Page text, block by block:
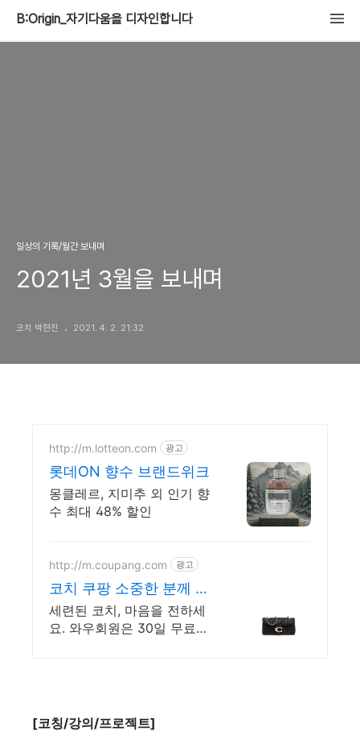
B:Origin_자기다움을 디자인합니다
일상의 기록/월간 보내며
2021년 3월을 보내며
코치 박현진 2021. 4. 2. 21:32
http://m.lotteon.com 광고
롯데ON 향수 브랜드위크
몽클레르, 지미추 외 인기 향
수 최대 48% 할인
http://m.coupang.com 광고
코치 쿠팡 소중한 분께 지
갑 선물
세련된 코치, 마음을 전하세
요. 와우회원은 30일 무료반
[코칭/강의/프로젝트]